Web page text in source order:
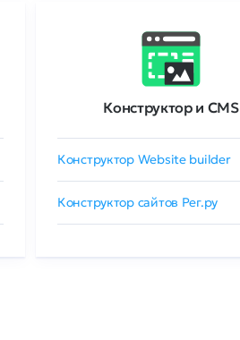
Конструктор и CMS
Конструктор Website builder
Конструктор сайтов Рег.ру